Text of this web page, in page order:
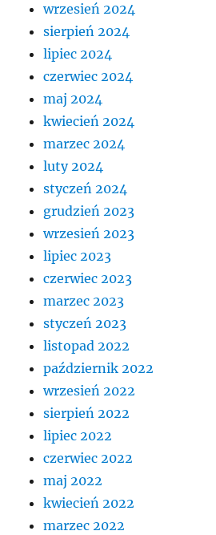
wrzesień 2024
sierpień 2024
lipiec 2024
czerwiec 2024
maj 2024
kwiecień 2024
marzec 2024
luty 2024
styczeń 2024
grudzień 2023
wrzesień 2023
lipiec 2023
czerwiec 2023
marzec 2023
styczeń 2023
listopad 2022
październik 2022
wrzesień 2022
sierpień 2022
lipiec 2022
czerwiec 2022
maj 2022
kwiecień 2022
marzec 2022